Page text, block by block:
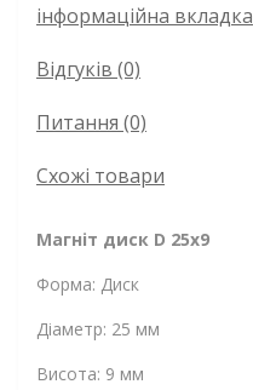
інформаційна вкладка
Відгуків (0)
Питання (0)
Схожі товари
Магніт диск D 25x9
Форма: Диск
Діаметр: 25 мм
Висота: 9 мм